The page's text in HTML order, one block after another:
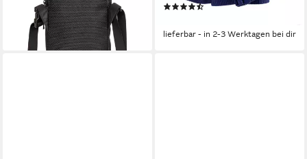
lieferbar - in 1-2 Werktagen bei dir
(18)
lieferbar - in 2-3 Werktagen bei dir